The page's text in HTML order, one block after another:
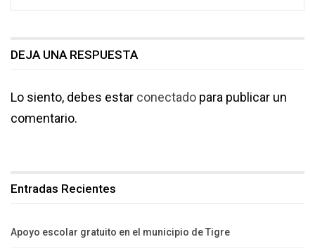
DEJA UNA RESPUESTA
Lo siento, debes estar conectado para publicar un
comentario.
Entradas Recientes
Apoyo escolar gratuito en el municipio de Tigre